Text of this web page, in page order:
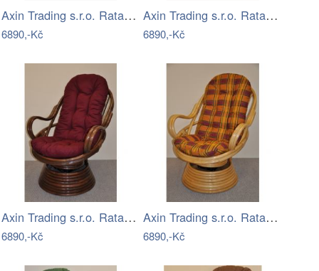
Axin Trading s.r.o. Ratanové houpací…
6890,-Kč
Axin Trading s.r.o. Ratanové houpací…
6890,-Kč
Axin Trading s.r.o. Ratanové houpací…
6890,-Kč
Axin Trading s.r.o. Ratanové houpací…
6890,-Kč